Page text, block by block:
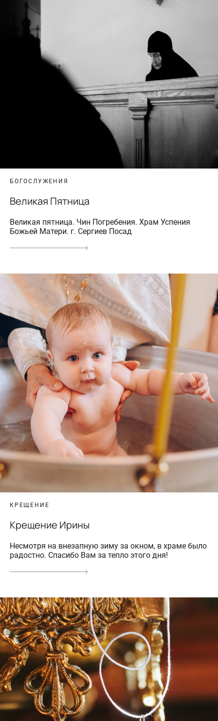
БОГОСЛУЖЕНИЯ
Великая Пятница
Великая пятница. Чин Погребения. Храм Успения
Божьей Матери. г. Сергиев Посад
КРЕЩЕНИЕ
Крещение Ирины
Несмотря на внезапную зиму за окном, в храме было
радостно. Спасибо Вам за тепло этого дня!